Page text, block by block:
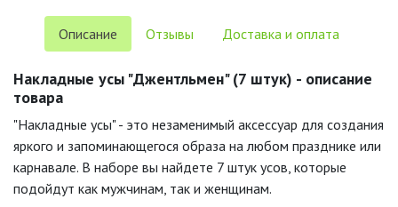
Описание Отзывы Доставка и оплата
Накладные усы "Джентльмен" (7 штук) - описание
товара
"Накладные усы" - это незаменимый аксессуар для создания
яркого и запоминающегося образа на любом празднике или
карнавале. В наборе вы найдете 7 штук усов, которые
подойдут как мужчинам, так и женщинам.